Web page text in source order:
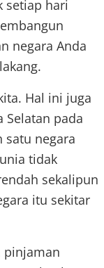
setiap hari
negara Anda
Hal ini juga
Selatan pada
satu negara
tidak
sekalipun
itu sekitar
pinjaman